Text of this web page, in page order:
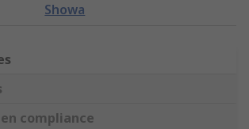
Showa
compliance